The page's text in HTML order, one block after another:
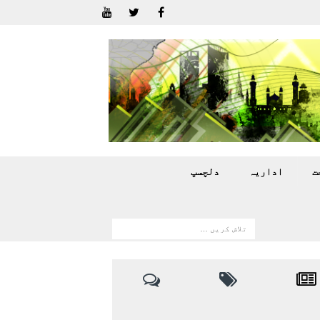
اداريہ دلچسپ